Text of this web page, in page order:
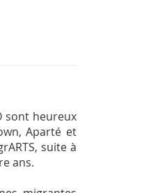
sont heureux
Aparté et
suite à
ans.